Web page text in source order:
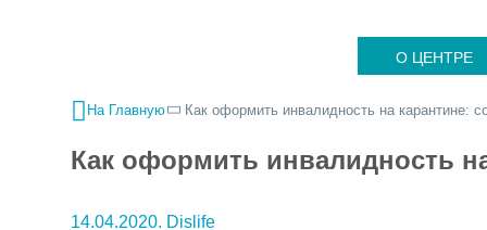
О ЦЕНТРЕ
На Главную Как оформить инвалидность на карантине:
Как оформить инвалидность
14.04.2020. Dislife